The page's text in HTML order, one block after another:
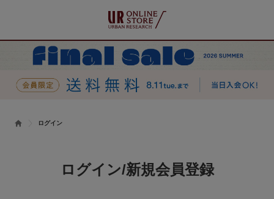
ログイン
ログイン/新規会員登録